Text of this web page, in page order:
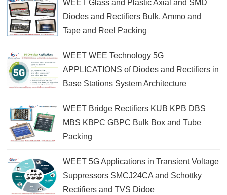
WEET Glass and Plastic Axial and SMD
Diodes and Rectifiers Bulk, Ammo and
Tape and Reel Packing
WEET WEE Technology 5G
APPLICATIONS of Diodes and Rectifiers in
Base Stations System Architecture
WEET Bridge Rectifiers KUB KPB DBS
MBS KBPC GBPC Bulk Box and Tube
Packing
WEET 5G Applications in Transient Voltage
Suppressors SMCJ24CA and Schottky
Rectifiers and TVS Didoe